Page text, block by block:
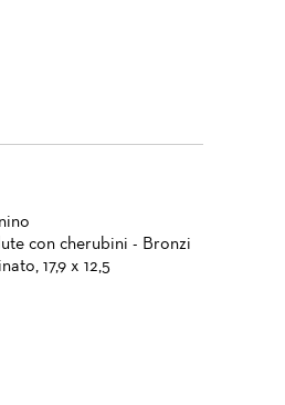
con cherubini - Bronzi
17,9 x 12,5